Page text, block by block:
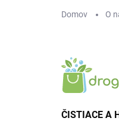
Domov O
ČISTIACE A